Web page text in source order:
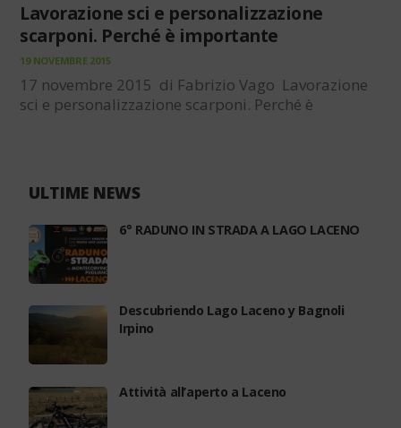
Lavorazione sci e personalizzazione
scarponi. Perché è importante
19 NOVEMBRE 2015
17 novembre 2015 di Fabrizio Vago Lavorazione
sci e personalizzazione scarponi. Perché è
Tuttavia ancora oggi alcuni…
ULTIME NEWS
6° RADUNO IN STRADA A LAGO LACENO
Descubriendo Lago Laceno y Bagnoli
Irpino
Attività all’aperto a Laceno